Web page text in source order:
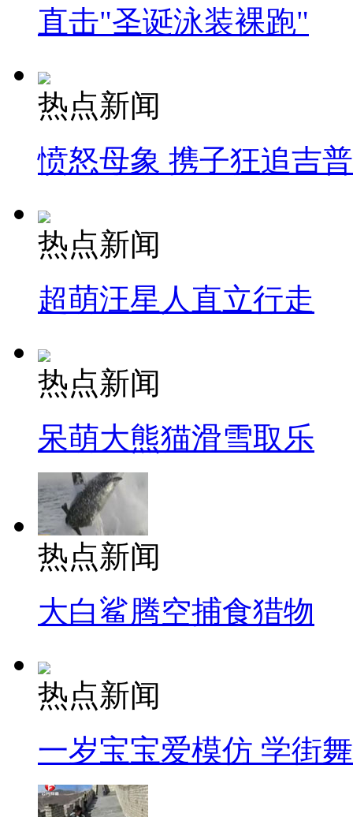
直击"圣诞泳装裸跑"
热点新闻
愤怒母象 携子狂追吉
热点新闻
超萌汪星人直立行走
热点新闻
呆萌大熊猫滑雪取乐
热点新闻
大白鲨腾空捕食猎物
热点新闻
一岁宝宝爱模仿 学街